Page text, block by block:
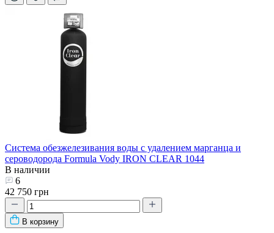
Система обезжелезивания воды с удалением марганца и
сероводорода Formula Vody IRON CLEAR 1044
В наличии
6
42 750 грн
В корзину